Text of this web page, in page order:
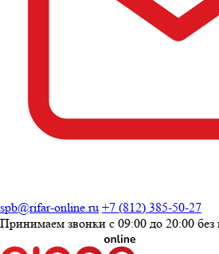
spb@rifar-online.ru +7 (812) 385-50-27
Принимаем звонки с 09:00 до 20:00